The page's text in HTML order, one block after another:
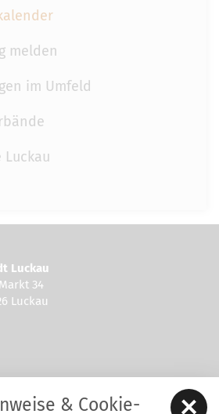
melden
im Umfeld
Luckau
Luckau
34
Luckau
& Cookie-